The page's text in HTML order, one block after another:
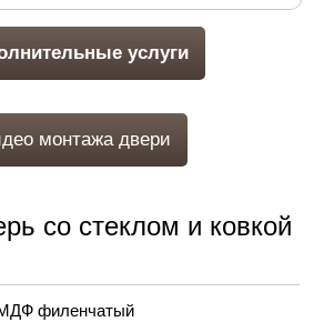
услуги
монтажа двери
со стеклом и ковкой
филенчатый